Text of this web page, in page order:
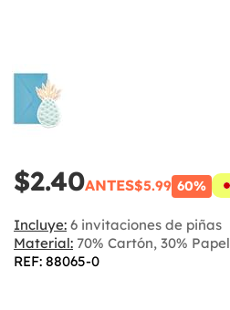
$2.40ANTES$5.99 60%
Incluye: 6 invitaciones de piñas
Material: 70% Cartón, 30% Papel
REF: 88065-0